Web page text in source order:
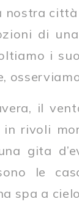
nostra
di
i
il
in rivoli
gita
le
spa a